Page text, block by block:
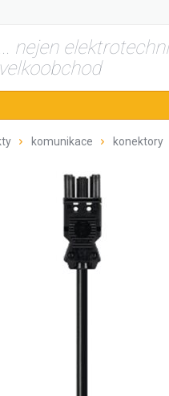
... nejen
velkoobchod
komunikace konektory